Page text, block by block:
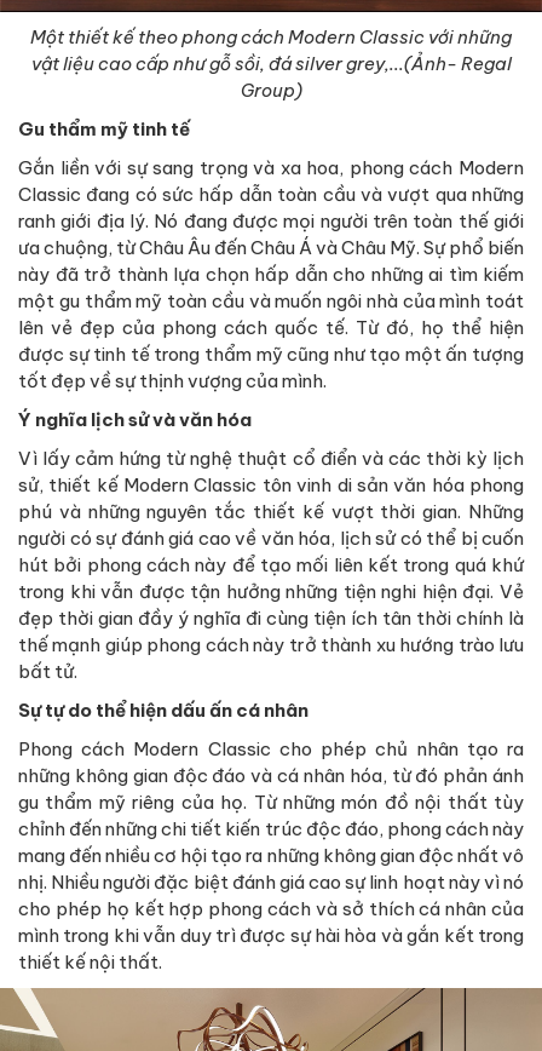
Một thiết kế theo phong cách Modern Classic với những
vật liệu cao cấp như gỗ sồi, đá silver grey,...(Ảnh- Regal
Group)
Gu thẩm mỹ tinh tế
Gắn liền với sự sang trọng và xa hoa, phong cách Modern
Classic đang có sức hấp dẫn toàn cầu và vượt qua những
ranh giới địa lý. Nó đang được mọi người trên toàn thế giới
ưa chuộng, từ Châu Âu đến Châu Á và Châu Mỹ. Sự phổ biến
này đã trở thành lựa chọn hấp dẫn cho những ai tìm kiếm
một gu thẩm mỹ toàn cầu và muốn ngôi nhà của mình toát
lên vẻ đẹp của phong cách quốc tế. Từ đó, họ thể hiện
được sự tinh tế trong thẩm mỹ cũng như tạo một ấn tượng
tốt đẹp về sự thịnh vượng của mình.
Ý nghĩa lịch sử và văn hóa
Vì lấy cảm hứng từ nghệ thuật cổ điển và các thời kỳ lịch
sử, thiết kế Modern Classic tôn vinh di sản văn hóa phong
phú và những nguyên tắc thiết kế vượt thời gian. Những
người có sự đánh giá cao về văn hóa, lịch sử có thể bị cuốn
hút bởi phong cách này để tạo mối liên kết trong quá khứ
trong khi vẫn được tận hưởng những tiện nghi hiện đại. Vẻ
đẹp thời gian đầy ý nghĩa đi cùng tiện ích tân thời chính là
thế mạnh giúp phong cách này trở thành xu hướng trào lưu
bất tử.
Sự tự do thể hiện dấu ấn cá nhân
Phong cách Modern Classic cho phép chủ nhân tạo ra
những không gian độc đáo và cá nhân hóa, từ đó phản ánh
gu thẩm mỹ riêng của họ. Từ những món đồ nội thất tùy
chỉnh đến những chi tiết kiến trúc độc đáo, phong cách này
mang đến nhiều cơ hội tạo ra những không gian độc nhất vô
nhị. Nhiều người đặc biệt đánh giá cao sự linh hoạt này vì nó
cho phép họ kết hợp phong cách và sở thích cá nhân của
mình trong khi vẫn duy trì được sự hài hòa và gắn kết trong
thiết kế nội thất.